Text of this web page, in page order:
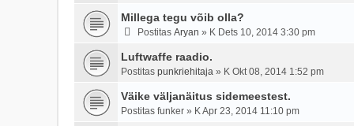
Millega tegu võib olla?
Postitas Aryan » K Dets 10, 2014 3:30 pm
Luftwaffe raadio.
Postitas punkriehitaja » K Okt 08, 2014 1:52 pm
Väike väljanäitus sidemeestest.
Postitas funker » K Apr 23, 2014 11:10 pm